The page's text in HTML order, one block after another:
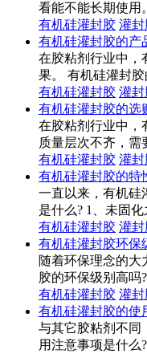
看能不能长期使用
有机硅灌封胶 灌封
有机硅灌封胶的产
在胶粘剂行业中，
果。 有机硅灌封
有机硅灌封胶 灌封
有机硅灌封胶的选
在胶粘剂行业中，
质量层次不齐，需
有机硅灌封胶 灌封
有机硅灌封胶的特
一直以来，有机硅
是什么? 1、未固
有机硅灌封胶 灌封
有机硅灌封胶环保
随着环保理念的
胶的环保级别高吗
有机硅灌封胶 灌封
有机硅灌封胶的使
与其它胶粘剂不同
用注意事项是什么